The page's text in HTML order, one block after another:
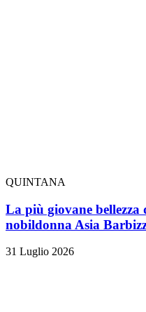
QUINTANA
La più giovane bellezza
nobildonna Asia
31 Luglio 2026